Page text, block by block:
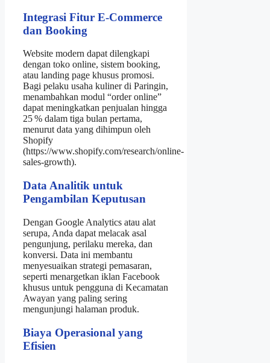
Integrasi Fitur E‑Commerce
dan Booking
Website modern dapat dilengkapi
dengan toko online, sistem booking,
atau landing page khusus promosi.
Bagi pelaku usaha kuliner di Paringin,
menambahkan modul “order online”
dapat meningkatkan penjualan hingga
25 % dalam tiga bulan pertama,
menurut data yang dihimpun oleh
Shopify
(https://www.shopify.com/research/online-
sales-growth).
Data Analitik untuk
Pengambilan Keputusan
Dengan Google Analytics atau alat
serupa, Anda dapat melacak asal
pengunjung, perilaku mereka, dan
konversi. Data ini membantu
menyesuaikan strategi pemasaran,
seperti menargetkan iklan Facebook
khusus untuk pengguna di Kecamatan
Awayan yang paling sering
mengunjungi halaman produk.
Biaya Operasional yang
Efisien